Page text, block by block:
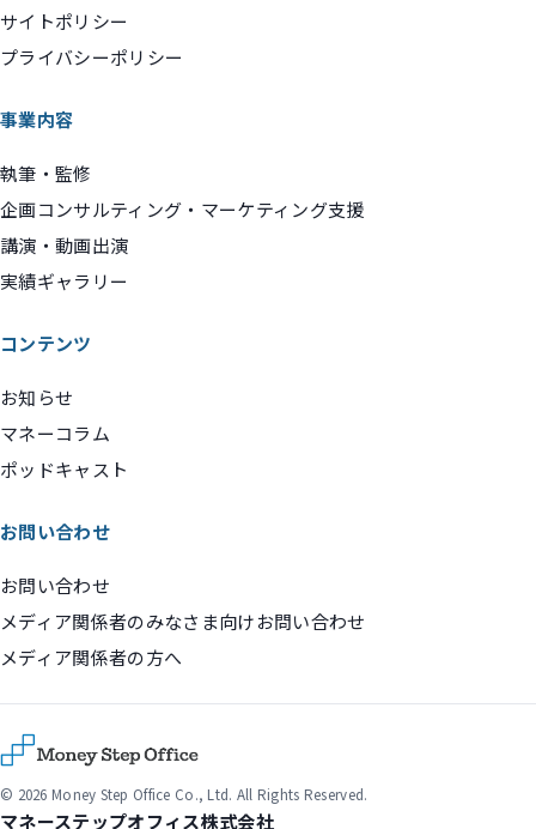
サイトポリシー
プライバシーポリシー
事業内容
執筆・監修
企画コンサルティング・マーケティング支援
講演・動画出演
実績ギャラリー
コンテンツ
お知らせ
マネーコラム
ポッドキャスト
お問い合わせ
お問い合わせ
メディア関係者のみなさま向けお問い合わせ
メディア関係者の方へ
© 2026 Money Step Office Co., Ltd. All Rights Reserved.
マネーステップオフィス株式会社